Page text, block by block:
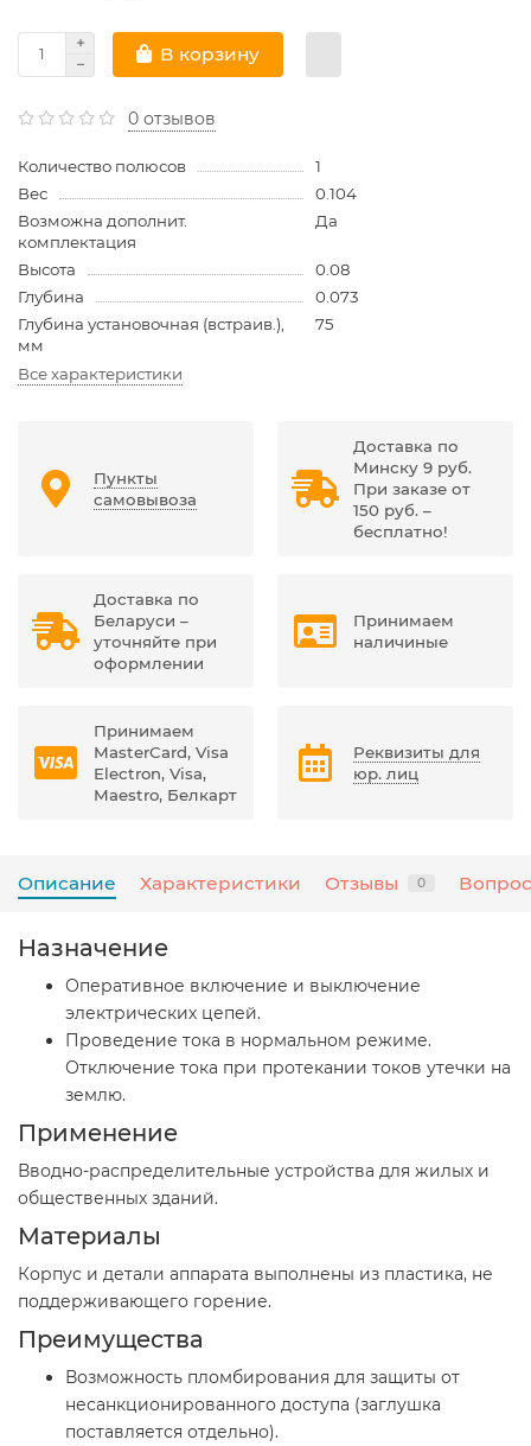
В корзину
0 отзывов
Количество полюсов
1
Вес
0.104
Возможна дополнит.
комплектация
Да
Высота
0.08
Глубина
0.073
Глубина установочная (встраив.),
мм
75
Все характеристики
Пункты
самовывоза
Доставка по
Минску 9 руб.
При заказе от
150 руб. –
бесплатно!
Доставка по
Беларуси –
уточняйте при
оформлении
Принимаем
наличиные
Принимаем
MasterCard, Visa
Electron, Visa,
Maestro, Белкарт
Реквизиты для
юр. лиц
Описание Характеристики Отзывы 0
Назначение
Оперативное включение и выключение
электрических цепей.
Проведение тока в нормальном режиме.
Отключение тока при протекании токов утечки на
землю.
Применение
Вводно-распределительные устройства для жилых и
общественных зданий.
Материалы
Корпус и детали аппарата выполнены из пластика, не
поддерживающего горение.
Преимущества
Возможность пломбирования для защиты от
несанкционированного доступа (заглушка
поставляется отдельно).